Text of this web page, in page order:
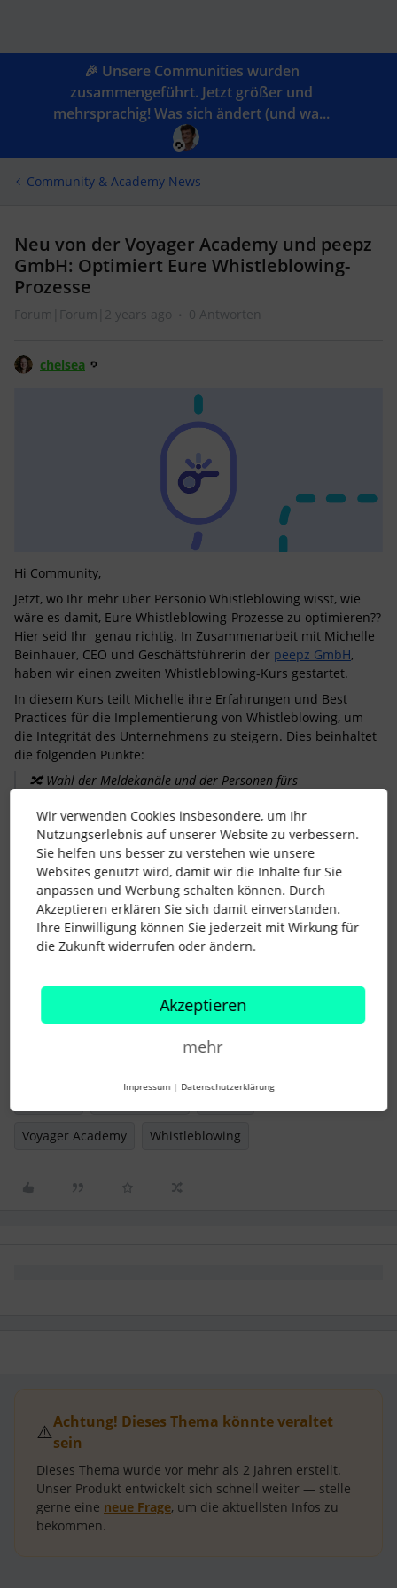
🎉 Unsere Communities wurden
zusammengeführt. Jetzt größer und
mehrsprachig! Was sich ändert (und wa...
Community & Academy News
Neu von der Voyager Academy und peepz
GmbH: Optimiert Eure Whistleblowing-
Prozesse
Forum|Forum|2 years ago 0 Antworten
chelsea
Hi Community,
Jetzt, wo Ihr mehr über Personio Whistleblowing wisst, wie
wäre es damit, Eure Whistleblowing-Prozesse zu optimieren??
Hier seid Ihr genau richtig. In Zusammenarbeit mit Michelle
Beinhauer, CEO und Geschäftsführerin der peepz GmbH,
haben wir einen zweiten Whistleblowing-Kurs gestartet.
In diesem Kurs teilt Michelle ihre Erfahrungen und Best
Practices für die Implementierung von Whistleblowing, um
die Integrität des Unternehmens zu steigern. Dies beinhaltet
die folgenden Punkte:
🔀 Wahl der Meldekanäle und der Personen fürs
📣 Management der internen und externen Kommunikation
🗂️ Verwaltung eingehender Whistleblowing-Fälle
🚥Beobachtung und Nachverfolgung des Whistleblowing-
Prozesses und seiner Wirkung
Meldet Euch noch heute in der Personio Voyager Academy
Chelsea und das Voyager Academy Team
Voyager Academy Whistleblowing
⚠️Achtung! Dieses Thema könnte veraltet
sein
Dieses Thema wurde vor mehr als 2 Jahren erstellt.
Unser Produkt entwickelt sich schnell weiter — stelle
gerne eine neue Frage, um die aktuellsten Infos zu
bekommen.
Wir verwenden Cookies insbesondere, um Ihr
Nutzungserlebnis auf unserer Website zu verbessern.
Sie helfen uns besser zu verstehen wie unsere
Websites genutzt wird, damit wir die Inhalte für Sie
anpassen und Werbung schalten können. Durch
Akzeptieren erklären Sie sich damit einverstanden.
Ihre Einwilligung können Sie jederzeit mit Wirkung für
die Zukunft widerrufen oder ändern.
Akzeptieren
mehr
Impressum | Datenschutzerklärung